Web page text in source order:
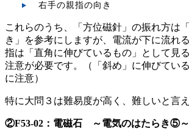
右手の親指の向き
これらのうち、「方位磁針」の振れ方は
き」を参考にしますが、電流が下に流れ
指は「直角に伸びているもの」として見
注意が必要です。（「斜め」に伸びてい
に注意）
特に大問３は難易度が高く、難しいと言え
②F53-02：電磁石 ～電気のはたらき⑤～